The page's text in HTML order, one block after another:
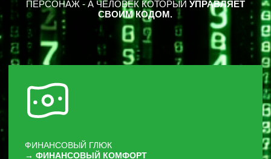
Терапия давала облегчение.
Биохакинг — энергию.
но это не решало проблему целостно.
Поэтому я объединила лучшее из двух миров — и создала
систему, которая действительно меняет женщину изнутри.
По этому методу восстановили себя более 1000+ женщин, и
95% приходят ко мне по рекомендациям.